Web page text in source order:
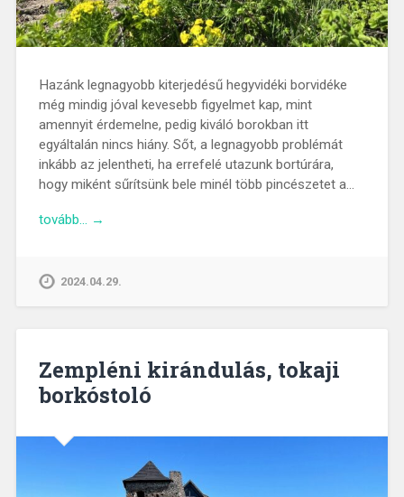
Hazánk legnagyobb kiterjedésű hegyvidéki borvidéke
még mindig jóval kevesebb figyelmet kap, mint
amennyit érdemelne, pedig kiváló borokban itt
egyáltalán nincs hiány. Sőt, a legnagyobb problémát
inkább az jelentheti, ha errefelé utazunk bortúrára,
hogy miként sűrítsünk bele minél több pincészetet a…
tovább… →
2024.04.29.
Zempléni kirándulás, tokaji
borkóstoló